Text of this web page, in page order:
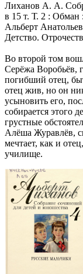
Лиханов А. А.
в 15 т. Т. 2 : Обман
Альберт
Детство.
Во второй том
Серёжа Воробьёв,
погибший отец,
отец жив, но он
усыновить его,
собирается этого
грустные
Алёша Журавлёв,
мечтает, как и
училище.